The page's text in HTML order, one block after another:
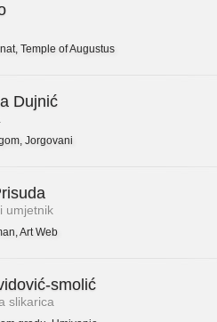
, Temple of Augustus
Dujnić
, Jorgovani
umjetnik
,Art Web
smolić
slikarica